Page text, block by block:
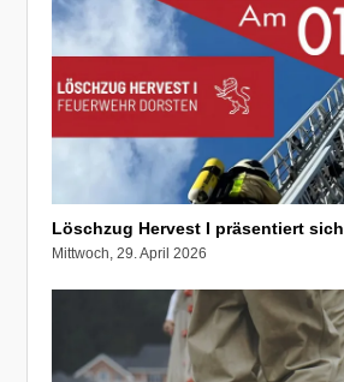
Löschzug Hervest I präsentiert sich
Mittwoch, 29. April 2026